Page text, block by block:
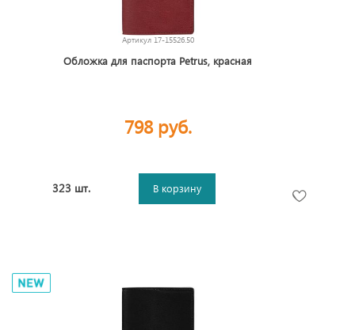
Артикул 17-15526.50
Обложка для паспорта Petrus, красная
798 руб.
323 шт. В корзину